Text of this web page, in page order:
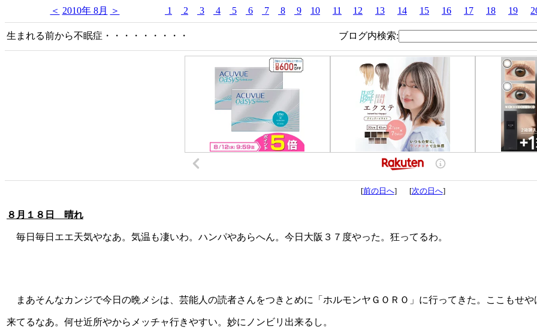
＜ 2010年 8月 ＞ 1 2 3 4 5 6 7 8 9 10 11 12 13 14 15 16 17 18 19
生まれる前から不眠症・・・・・・・・・ ブログ内検索:
[前の日へ] [次の日へ]
８月１８日 晴れ
毎日毎日エエ天気やなあ。気温も凄いわ。ハンパやあらへん。今日大阪３７度やった。狂ってるわ。
まあそんなカンジで今日の晩メシは、芸能人の読者さんをつきとめに「ホルモンヤＧＯＲＯ」に行ってきた。ここもせや
来てるなあ。何せ近所やからメッチャ行きやすい。妙にノンビリ出来るし。